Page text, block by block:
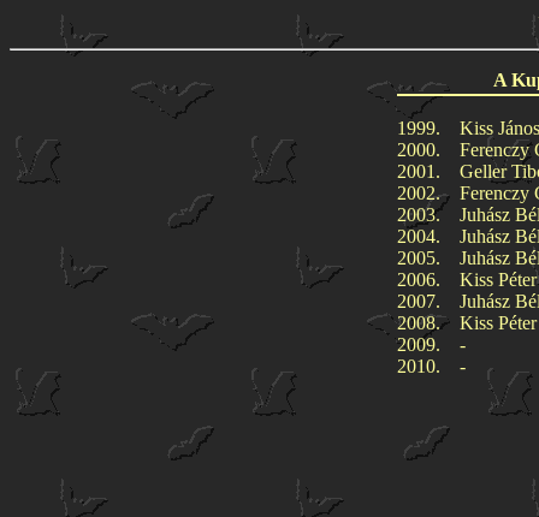
A
1999.
Kiss
2000.
Ferenczy
2001.
Geller
2002.
Ferenczy
2003.
Juhász
2004.
Juhász
2005.
Juhász
2006.
Kiss
2007.
Juhász
2008.
Kiss
2009.
-
2010.
-